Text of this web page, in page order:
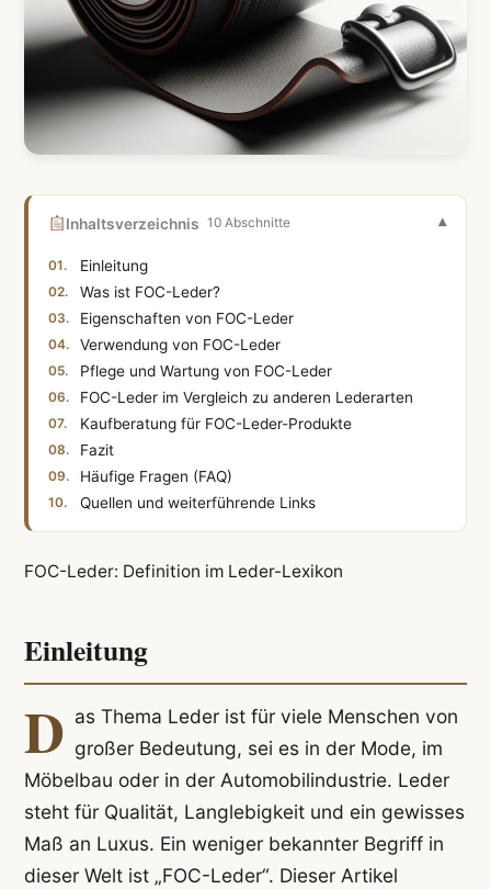
Inhaltsverzeichnis 10 Abschnitte
Einleitung
Was ist FOC-Leder?
Eigenschaften von FOC-Leder
Verwendung von FOC-Leder
Pflege und Wartung von FOC-Leder
FOC-Leder im Vergleich zu anderen Lederarten
Kaufberatung für FOC-Leder-Produkte
Fazit
Häufige Fragen (FAQ)
Quellen und weiterführende Links
FOC-Leder: Definition im Leder-Lexikon
Einleitung
D as Thema Leder ist für viele Menschen von
großer Bedeutung, sei es in der Mode, im
Möbelbau oder in der Automobilindustrie. Leder
steht für Qualität, Langlebigkeit und ein gewisses
Maß an Luxus. Ein weniger bekannter Begriff in
dieser Welt ist „FOC-Leder“. Dieser Artikel